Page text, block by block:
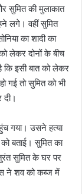
सुमित की मुलाकात
लगे। वहीं सुमित
का शादी का
लेकर दोनों के बीच
कि इसी बात को लेकर
गई तो सुमित को भी
गया। उसने हत्या
बताई। सुुमित का
सुमित के घर पर
ने शव को कब्ज में